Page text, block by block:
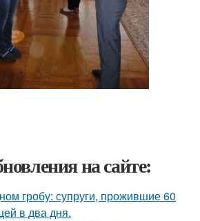
на сайте:
гробу: супруги, прожившие 60
в два дня.